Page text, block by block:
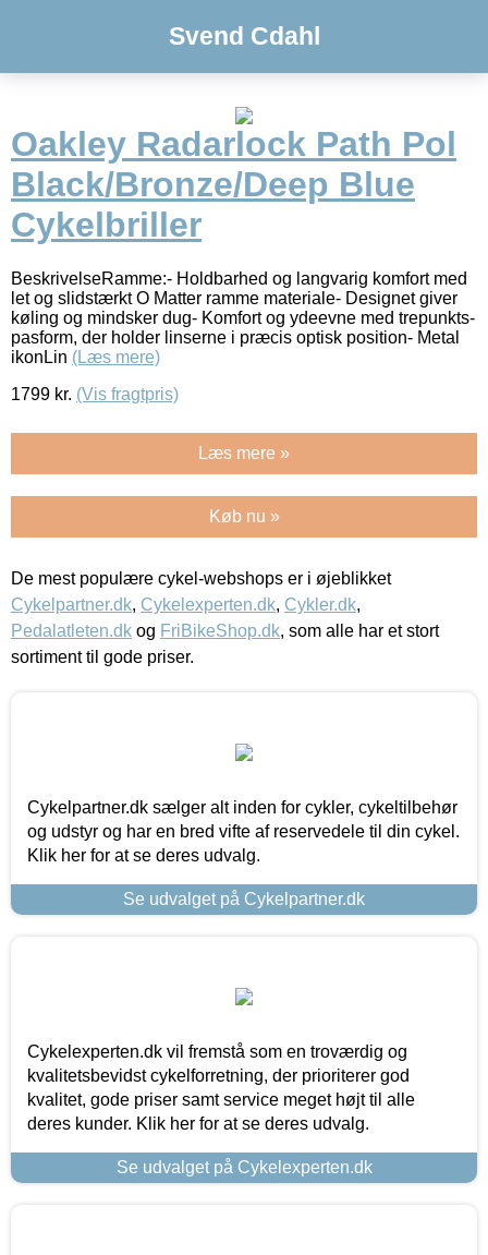
Svend Cdahl
Oakley Radarlock Path Pol
Black/Bronze/Deep Blue
Cykelbriller
BeskrivelseRamme:- Holdbarhed og langvarig komfort med
let og slidstærkt O Matter ramme materiale- Designet giver
køling og mindsker dug- Komfort og ydeevne med trepunkts-
pasform, der holder linserne i præcis optisk position- Metal
ikonLin (Læs mere)
1799 kr. (Vis fragtpris)
Læs mere »
Køb nu »
De mest populære cykel-webshops er i øjeblikket
Cykelpartner.dk, Cykelexperten.dk, Cykler.dk,
Pedalatleten.dk og FriBikeShop.dk, som alle har et stort
sortiment til gode priser.
Cykelpartner.dk sælger alt inden for cykler, cykeltilbehør
og udstyr og har en bred vifte af reservedele til din cykel.
Klik her for at se deres udvalg.
Se udvalget på Cykelpartner.dk
Cykelexperten.dk vil fremstå som en troværdig og
kvalitetsbevidst cykelforretning, der prioriterer god
kvalitet, gode priser samt service meget højt til alle
deres kunder. Klik her for at se deres udvalg.
Se udvalget på Cykelexperten.dk